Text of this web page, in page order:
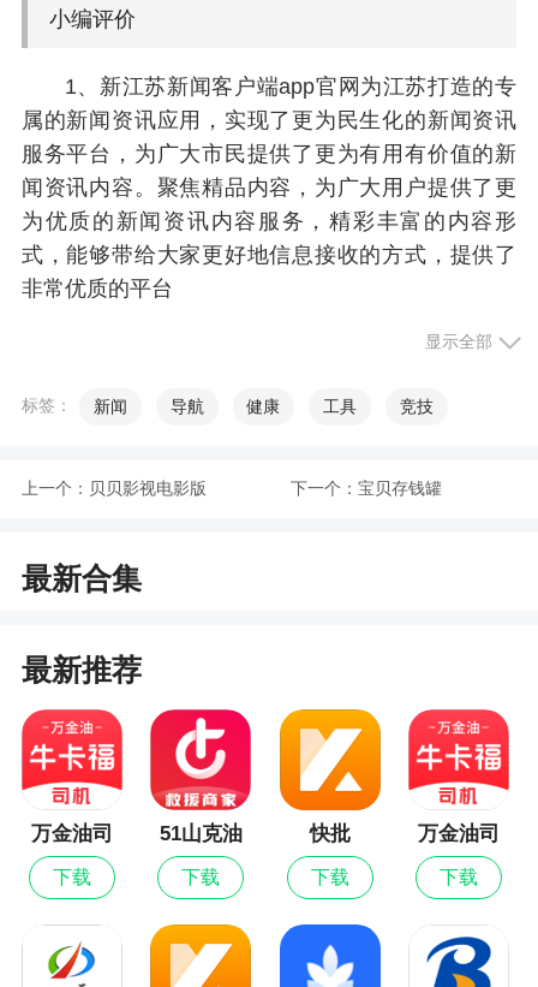
小编评价
1、新江苏新闻客户端app官网为江苏打造的专
属的新闻资讯应用，实现了更为民生化的新闻资讯
服务平台，为广大市民提供了更为有用有价值的新
闻资讯内容。聚焦精品内容，为广大用户提供了更
为优质的新闻资讯内容服务，精彩丰富的内容形
式，能够带给大家更好地信息接收的方式，提供了
非常优质的平台
2、新江苏是江苏本地的资讯资讯类型的软件，
些新闻资讯上面的内容，用更为全面的视野来为你
款新江苏
更新日志
2）修复已知bug
显示全部
标签： 新闻 导航 健康 工具 竞技
上一个： 贝贝影视电影版 下一个： 宝贝存钱罐
最新合集
最新推荐
万金油司
机端最新
版
下载
51山克油
商家端
下载
快批
下载
万金油司
机端
下载